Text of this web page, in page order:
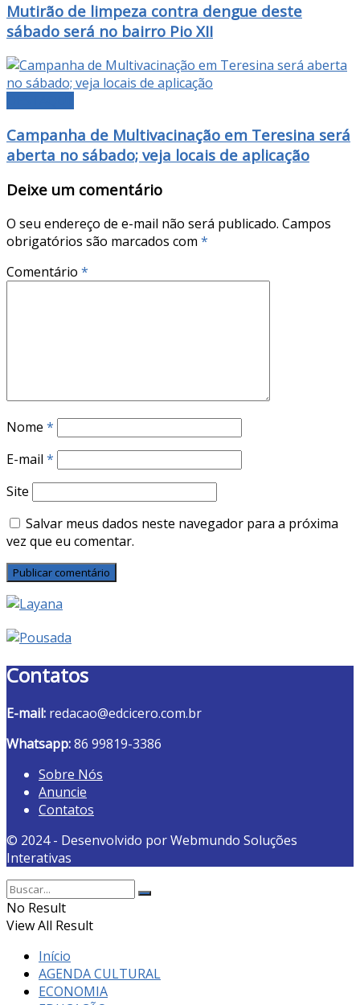
Mutirão de limpeza contra dengue deste
sábado será no bairro Pio XII
Campanha de Multivacinação em Teresina será
aberta no sábado; veja locais de aplicação
Deixe um comentário
O seu endereço de e-mail não será publicado. Campos
obrigatórios são marcados com *
Comentário *
Nome *
E-mail *
Site
Salvar meus dados neste navegador para a próxima
vez que eu comentar.
Contatos
E-mail: redacao@edcicero.com.br
Whatsapp:86 99819-3386
Sobre Nós
Anuncie
Contatos
© 2024 - Desenvolvido por Webmundo Soluções
Interativas
No Result
View All Result
Início
AGENDA CULTURAL
ECONOMIA